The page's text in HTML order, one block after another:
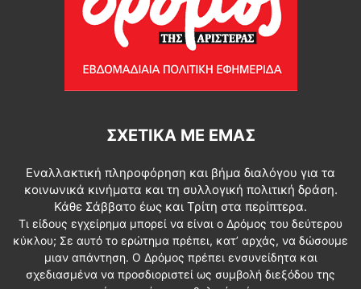
ΣΧΕΤΙΚΆ ΜΕ ΕΜΆΣ
Εναλλακτική πληροφόρηση και βήμα διαλόγου για τα
κοινωνικά κινήματα και τη συλλογική πολιτική δράση.
Κάθε Σάββατο έως και Τρίτη στα περίπτερα.
Τι είδους εγχείρημα μπορεί να είναι ο Δρόμος του δεύτερου
κύκλου; Σε αυτό το ερώτημα πρέπει, κατ’ αρχάς, να δώσουμε
μιαν απάντηση. Ο Δρόμος πρέπει ενσυνείδητα και
σχεδιασμένα να προσδιοριστεί ως συμβολή διεξόδου της